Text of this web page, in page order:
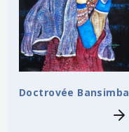
Doctrovée Bansimba